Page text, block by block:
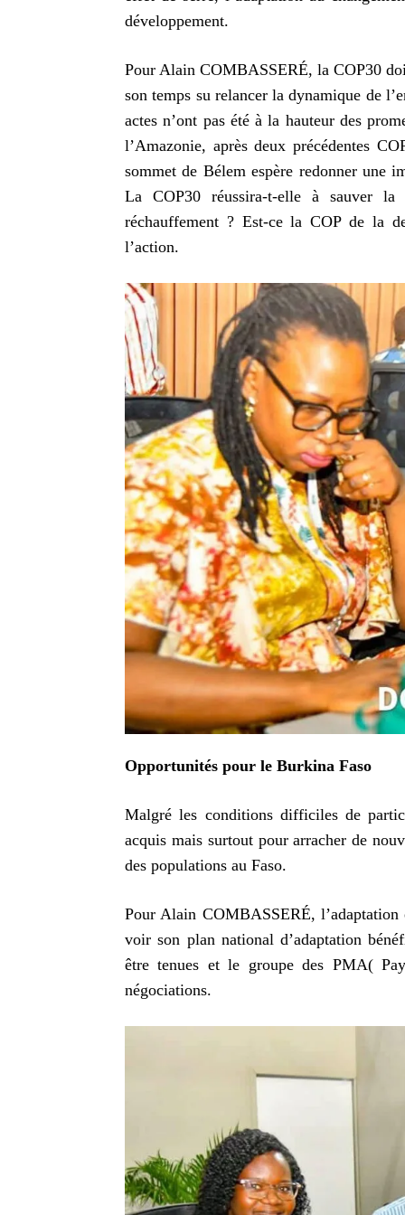
développement.
Pour Alain COMBASSERÉ, la COP30
son temps su relancer la dynamique de
actes n’ont pas été à la hauteur des
l’Amazonie, après deux précédentes
sommet de Bélem espère redonner une
La COP30 réussira-t-elle à sauver
réchauffement ? Est-ce la COP de la
l’action.
Opportunités pour le Burkina Faso
Malgré les conditions difficiles de
acquis mais surtout pour arracher de
des populations au Faso.
Pour Alain COMBASSERÉ,
voir son plan national d’adaptation
être tenues et le groupe des PMA(
négociations.